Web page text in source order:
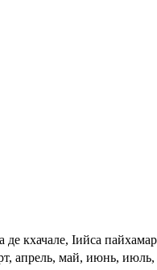
де кхачале, Ӏийса
апрель, май, июнь, июль,